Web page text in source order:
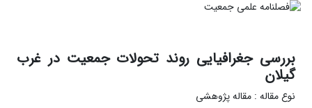
بررسی جغرافیایی روند تحولات جمعیت در غرب
گیلان
نوع مقاله : مقاله پژوهشی